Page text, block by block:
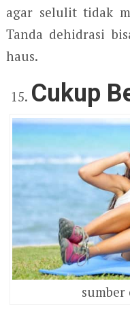
agar selulit tidak
Tanda dehidrasi
haus.
Cukup